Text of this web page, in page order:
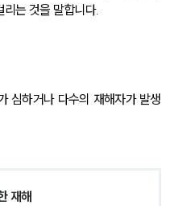
는 것을 말합니다.
심하거나 다수의 재해자가 발생
재해